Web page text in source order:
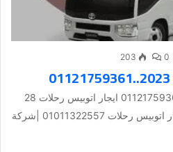
0
203
ايجار باصات مكيفه 2023..01121759361 ايجار اتوبيس رحلات 28
/55/32 نفر بارخص سعر ايجار اتوبيس رحلات 01011322557 |شركة